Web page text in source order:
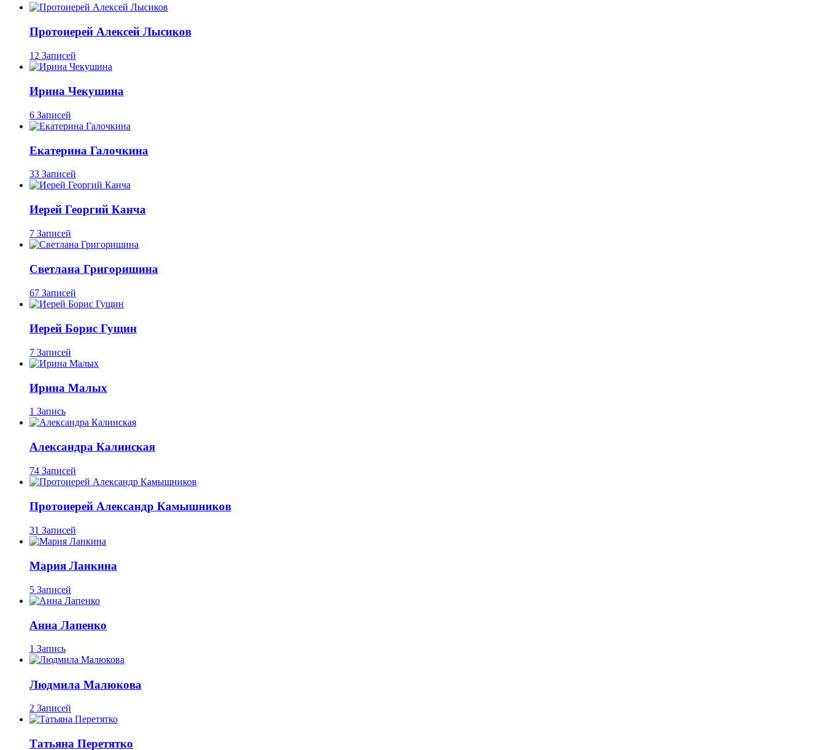
Протоиерей Алексей Лысиков
12 Записей
Ирина Чекушина
6 Записей
Екатерина Галочкина
33 Записей
Иерей Георгий Канча
7 Записей
Светлана Григоришина
67 Записей
Иерей Борис Гущин
7 Записей
Ирина Малых
1 Запись
Александра Калинская
74 Записей
Протоиерей Александр Камышников
31 Записей
Мария Ланкина
5 Записей
Анна Лапенко
1 Запись
Людмила Малюкова
2 Записей
Татьяна Перетятко